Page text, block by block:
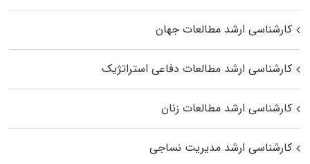
کارشناسی ارشد مطالعات جهان
کارشناسی ارشد مطالعات دفاعی استراتژیک
کارشناسی ارشد مطالعات زنان
کارشناسی ارشد مدیریت نساجی